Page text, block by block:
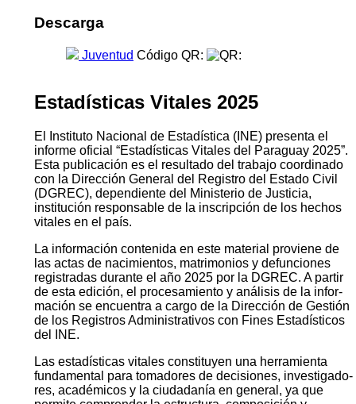
Descarga
Juventud Código QR:
Estadísticas Vitales 2025
El Instituto Nacional de Estadística (INE) presenta el
informe oficial “Estadísticas Vitales del Paraguay 2025”.
Esta publicación es el resultado del trabajo coordinado
con la Dirección General del Registro del Estado Civil
(DGREC), dependiente del Ministerio de Justicia,
institución responsable de la inscripción de los hechos
vitales en el país.
La información contenida en este material proviene de
las actas de nacimientos, matrimonios y defunciones
registradas durante el año 2025 por la DGREC. A partir
de esta edición, el procesamiento y análisis de la infor­
mación se encuentra a cargo de la Dirección de Gestión
de los Registros Administrativos con Fines Estadísticos
del INE.
Las estadísticas vitales constituyen una herramienta
fundamental para tomadores de decisiones, investigado­
res, académicos y la ciudadanía en general, ya que